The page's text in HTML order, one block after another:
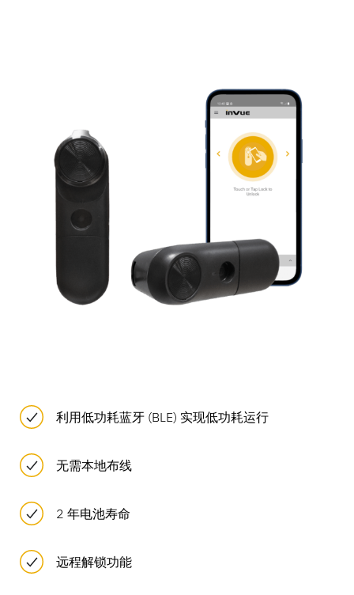
利用低功耗蓝牙 (BLE) 实现低功耗运行
无需本地布线
2 年电池寿命
远程解锁功能